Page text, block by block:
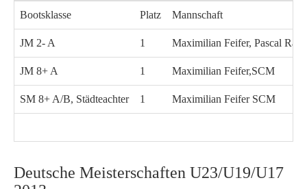
Bootsklasse Platz Mannschaft
JM 2- A 1 Maximilian Feifer, Pascal
JM 8+ A 1 Maximilian Feifer,SCM
SM 8+ A/B, Städteachter 1 Maximilian Feifer SCM
Deutsche Meisterschaften U23/U19/U17